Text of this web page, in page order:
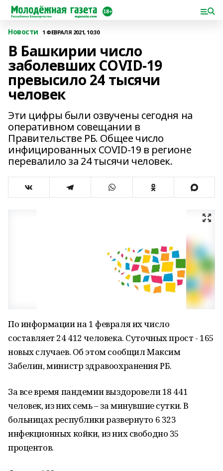
Новости 1 ФЕВРАЛЯ 2021, 10:30
В Башкирии число
заболевших COVID-19
превысило 24 тысячи
человек
Эти цифры были озвучены сегодня на
оперативном совещании в
Правительстве РБ. Общее число
инфицированных COVID-19 в регионе
перевалило за 24 тысячи человек.
По информации на 1 февраля их число
составляет 24 412 человека. Суточных прост - 165
новых случаев. Об этом сообщил Максим
Забелин, министр здравоохранения РБ.
За все время пандемии выздоровели 18 441
человек, из них семь – за минувшие сутки. В
больницах республики развернуто 6 323
инфекционных койки, из них свободно 35
процентов.